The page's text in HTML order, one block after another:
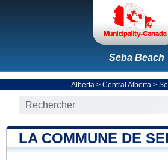
Seba Beach
Alberta > Central Alberta >
LA COMMUNE DE